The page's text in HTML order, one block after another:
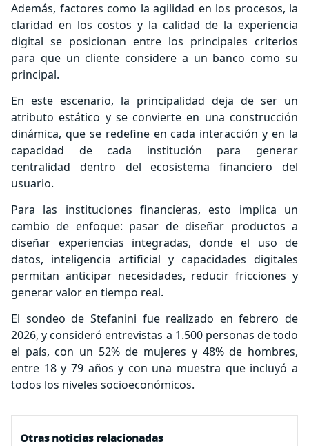
Además, factores como la agilidad en los procesos, la
claridad en los costos y la calidad de la experiencia
digital se posicionan entre los principales criterios
para que un cliente considere a un banco como su
principal.
En este escenario, la principalidad deja de ser un
atributo estático y se convierte en una construcción
dinámica, que se redefine en cada interacción y en la
capacidad de cada institución para generar
centralidad dentro del ecosistema financiero del
usuario.
Para las instituciones financieras, esto implica un
cambio de enfoque: pasar de diseñar productos a
diseñar experiencias integradas, donde el uso de
datos, inteligencia artificial y capacidades digitales
permitan anticipar necesidades, reducir fricciones y
generar valor en tiempo real.
El sondeo de Stefanini fue realizado en febrero de
2026, y consideró entrevistas a 1.500 personas de todo
el país, con un 52% de mujeres y 48% de hombres,
entre 18 y 79 años y con una muestra que incluyó a
todos los niveles socioeconómicos.
Otras noticias relacionadas